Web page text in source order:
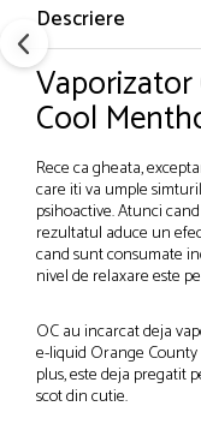
Descriere
Cool
Rece ca gheata,
care iti va umple
psihoactive. Atunci
rezultatul aduce un
cand sunt consumate
nivel de relaxare este
OC au incarcat deja
e-liquid Orange
plus, este deja pregatit
scot din cutie.